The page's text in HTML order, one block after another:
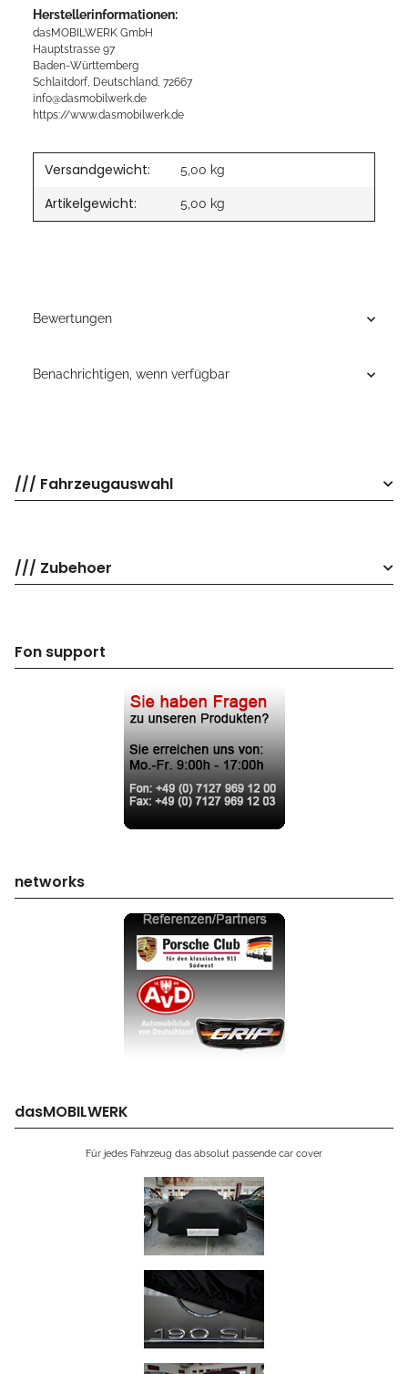
Herstellerinformationen:
dasMOBILWERK GmbH
Hauptstrasse 97
Baden-Württemberg
Schlaitdorf, Deutschland, 72667
info@dasmobilwerk.de
https://www.dasmobilwerk.de
Versandgewicht: 5,00 kg
Artikelgewicht: 5,00 kg
Bewertungen
Benachrichtigen, wenn verfügbar
/// Fahrzeugauswahl
/// Zubehoer
Fon support
networks
dasMOBILWERK
Für jedes Fahrzeug das absolut passende car cover